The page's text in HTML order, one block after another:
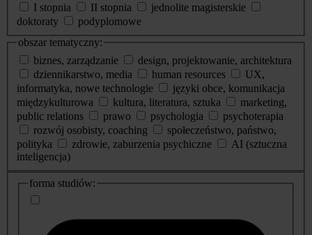
I stopnia
II stopnia
jednolite magisterskie
doktoraty
podyplomowe
obszar tematyczny:
biznes, zarządzanie
design, projektowanie, architektura
dziennikarstwo, media
human resources
UX,
informatyka, nowe technologie
języki obce, komunikacja
międzykulturowa
kultura, literatura, sztuka
marketing,
public relations
prawo psychologia
psychoterapia
rozwój osobisty, coaching
społeczeństwo, państwo,
polityka
zdrowie, zaburzenia psychiczne
AI (sztuczna
inteligencja)
dodatkowe
informacje
forma studiów: